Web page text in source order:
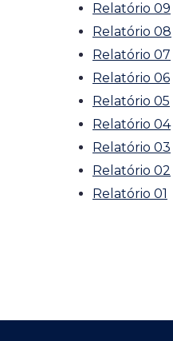
Relatório 09
Relatório 08
Relatório 07
Relatório 06
Relatório 05
Relatório 04
Relatório 03
Relatório 02
Relatório 01